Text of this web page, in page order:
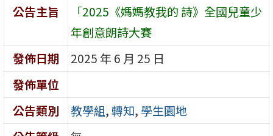
公告主旨
「2025《媽媽教我的 詩》全國兒童少
年創意朗詩大賽
發佈日期
2025 年 6 月 25 日
發佈單位
公告類別
教學組,轉知, 學生園地